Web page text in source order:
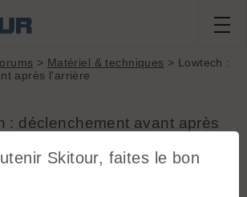
> Matériel & techniques > Lowtech :
après l'arrière
: déclenchement avant après
Skitour, faites le bon